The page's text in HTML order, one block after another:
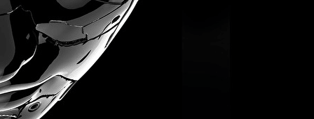
A R I S T▴▾
ACCUEIL PUBLIC 2
P R E S S
M I L L E N I U M 21
Se connecter